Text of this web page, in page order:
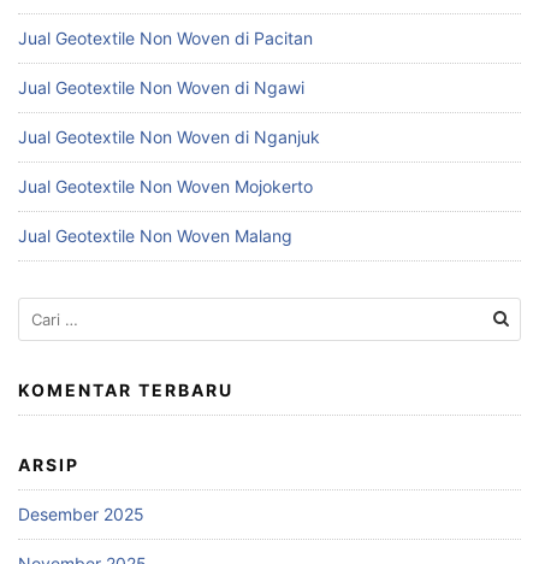
Jual Geotextile Non Woven di Pacitan
Jual Geotextile Non Woven di Ngawi
Jual Geotextile Non Woven di Nganjuk
Jual Geotextile Non Woven Mojokerto
Jual Geotextile Non Woven Malang
Cari
untuk:
KOMENTAR TERBARU
ARSIP
Desember 2025